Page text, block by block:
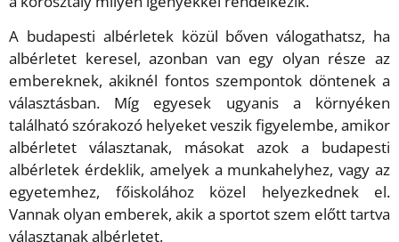
A budapesti albérletek közül bőven válogathatsz, ha
albérletet keresel, azonban van egy olyan része az
embereknek, akiknél fontos szempontok döntenek a
választásban. Míg egyesek ugyanis a környéken
található szórakozó helyeket veszik figyelembe, amikor
albérletet választanak, másokat azok a budapesti
albérletek érdeklik, amelyek a munkahelyhez, vagy az
egyetemhez, főiskolához közel helyezkednek el.
Vannak olyan emberek, akik a sportot szem előtt tartva
választanak albérletet.